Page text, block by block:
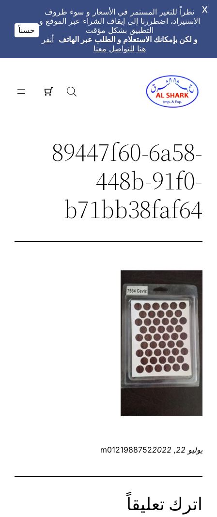
المحتوى
89447f60-6a58-
448b-91f0-
b71bb38faf64
يوليو 22, 2022 m0121988752
اترك تعليقاً
نظراً للتغير المستمر في الأسعار و سوء ظروف
الاستيراد، اضطررنا إلى إيقاف الشراء عبر الموقع و
التطبيق بشكل مؤقت
و لكن بإمكانك الاستعلام و الطلب عبر الهاتف أنقر
هنا للتواصل معنا
حسناً
X